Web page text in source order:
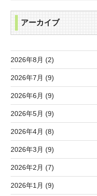
アーカイブ
2026年8月 (2)
2026年7月 (9)
2026年6月 (9)
2026年5月 (9)
2026年4月 (8)
2026年3月 (9)
2026年2月 (7)
2026年1月 (9)